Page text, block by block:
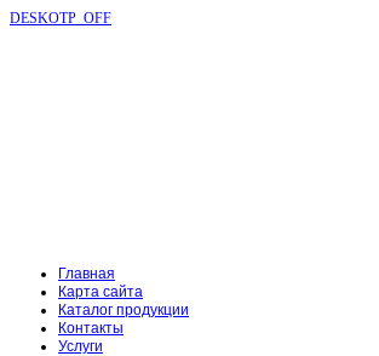
DESKOTP_OFF
Главная
Карта сайта
Каталог продукции
Контакты
Услуги